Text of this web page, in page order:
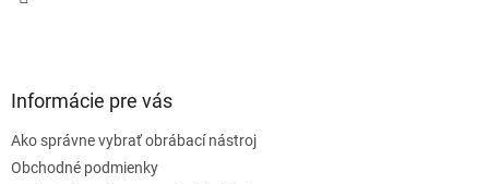
Informácie pre vás
Ako správne vybrať obrábací nástroj
Obchodné podmienky